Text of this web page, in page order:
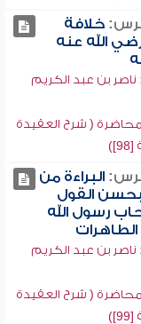
خلافة
الله عنه
ناصر بن عبد الكريم
( شرح العقيدة
البراءة من
بحسن القول
رسول الله
الطاهرات
ناصر بن عبد الكريم
( شرح العقيدة